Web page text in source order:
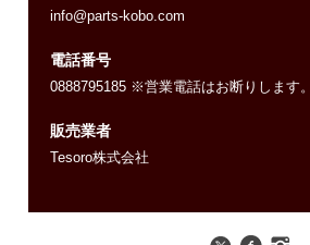
info@parts-kobo.com
電話番号
0888795185 ※営業電話はお断りします。
販売業者
Tesoro株式会社